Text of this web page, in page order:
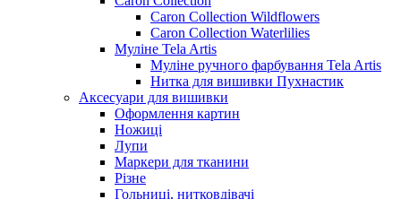
Caron Collection Wildflowers
Caron Collection Waterlilies
Муліне Tela Artis
Муліне ручного фарбування Tela Artis
Нитка для вишивки Пухнастик
Аксесуари для вишивки
Оформлення картин
Ножиці
Лупи
Маркери для тканини
Різне
Гольниці, нитковдівачі